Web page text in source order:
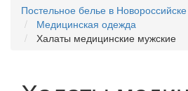
Постельное белье в Новороссийске
Медицинская одежда
Халаты медицинские мужские